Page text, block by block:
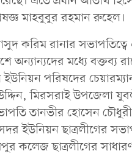
মাহবুবুর রহমান রুহেল।
করিম রানার
অন্যান্যদের মধ্যে
ইউনিয়ন পরিষদের
মিরসরাই উপজেলা
তানভীর হোসেন
ইউনিয়ন ছাত্রলীগের
কলেজ ছাত্রলীগের